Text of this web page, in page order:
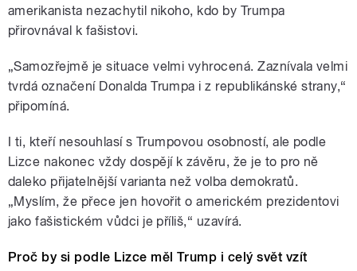
amerikanista nezachytil nikoho, kdo by Trumpa
přirovnával k fašistovi.
„Samozřejmě je situace velmi vyhrocená. Zaznívala velmi
tvrdá označení Donalda Trumpa i z republikánské strany,“
připomíná.
I ti, kteří nesouhlasí s Trumpovou osobností, ale podle
Lizce nakonec vždy dospějí k závěru, že je to pro ně
daleko přijatelnější varianta než volba demokratů.
„Myslím, že přece jen hovořit o americkém prezidentovi
jako fašistickém vůdci je příliš,“ uzavírá.
Proč by si podle Lizce měl Trump i celý svět vzít